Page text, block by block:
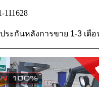
111628
ระกันหลังการขาย 1-3 เดือ